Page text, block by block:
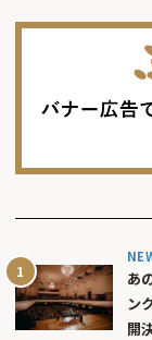
あ
ン
開